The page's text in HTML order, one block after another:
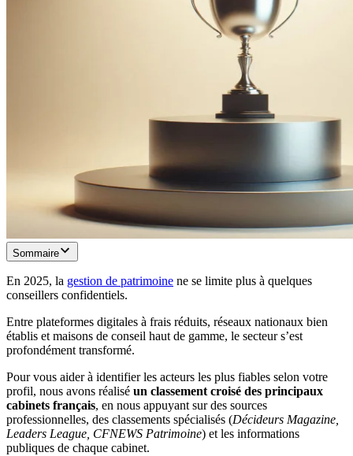
Sommaire
En 2025, la gestion de patrimoine ne se limite plus à quelques
conseillers confidentiels.
Entre plateformes digitales à frais réduits, réseaux nationaux bien
établis et maisons de conseil haut de gamme, le secteur s’est
profondément transformé.
Pour vous aider à identifier les acteurs les plus fiables selon votre
profil, nous avons réalisé un classement croisé des principaux
cabinets français, en nous appuyant sur des sources
professionnelles, des classements spécialisés (Décideurs Magazine,
Leaders League, CFNEWS Patrimoine) et les informations
publiques de chaque cabinet.